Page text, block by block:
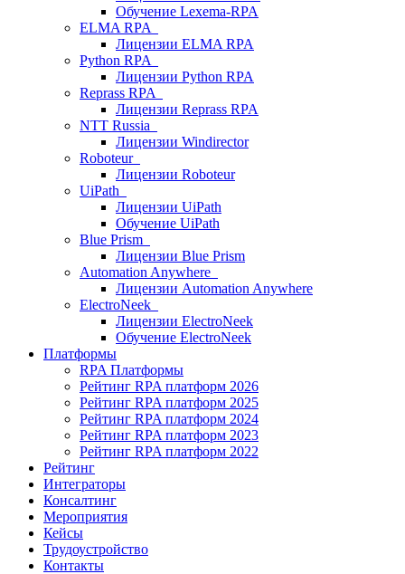
Обучение Lexema-RPA
ELMA RPA
Лицензии ELMA RPA
Python RPA
Лицензии Python RPA
Reprass RPA
Лицензии Reprass RPA
NTT Russia
Лицензии Windirector
Roboteur
Лицензии Roboteur
UiPath
Лицензии UiPath
Обучение UiPath
Blue Prism
Лицензии Blue Prism
Automation Anywhere
Лицензии Automation Anywhere
ElectroNeek
Лицензии ElectroNeek
Обучение ElectroNeek
Платформы
RPA Платформы
Рейтинг RPA платформ 2026
Рейтинг RPA платформ 2025
Рейтинг RPA платформ 2024
Рейтинг RPA платформ 2023
Рейтинг RPA платформ 2022
Рейтинг
Интеграторы
Консалтинг
Mероприятия
Кейсы
Трудоустройство
Контакты